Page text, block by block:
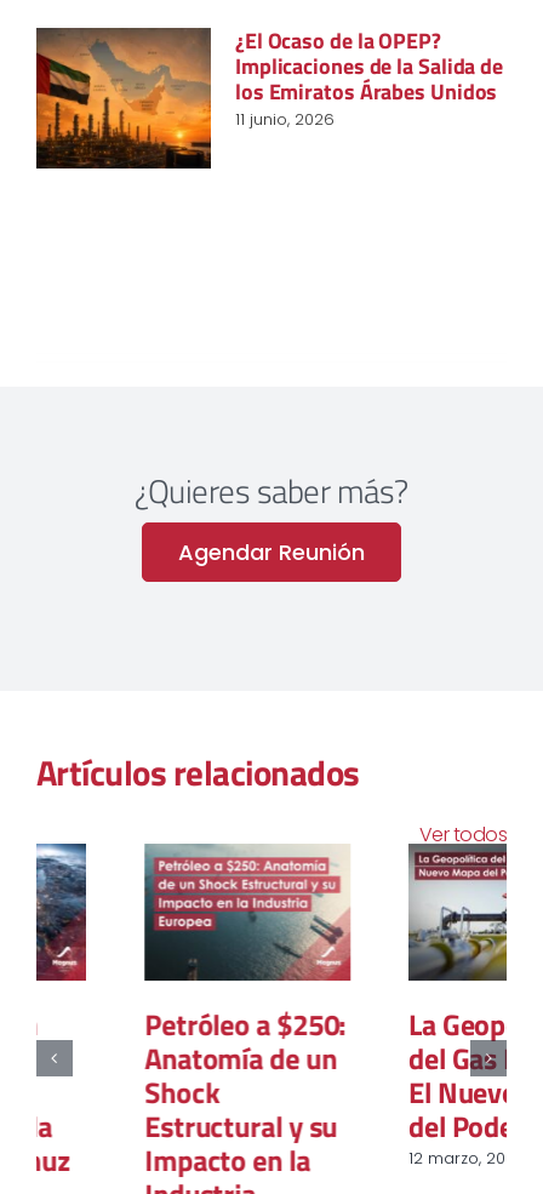
¿El Ocaso de la OPEP?
Implicaciones de la Salida de
los Emiratos Árabes Unidos
11 junio, 2026
¿Quieres saber más?
Agendar Reunión
Artículos relacionados
Ver todos
La Geopolítica
del Gas Natural:
El Nuevo Mapa
del Poder Global
12 marzo, 2026
El Futuro
Incierto del Gas
en Europa: Entre
los peligros de
las Nuevas